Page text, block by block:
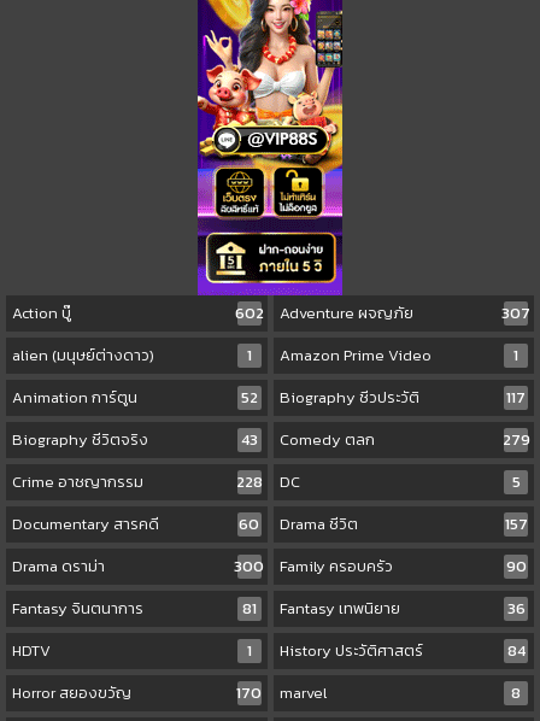
Action บู๊ 602 Adventure ผจญภัย
307
alien (มนุษย์ต่างดาว)
1 Amazon Prime Video
1
Animation การ์ตูน
52 Biography ชีวประวัติ
117
Biography ชีวิตจริง
43 Comedy ตลก
279
Crime อาชญากรรม
228 DC
5
Documentary สารคดี
60 Drama ชีวิต
157
Drama ดราม่า
300 Family ครอบครัว
90
Fantasy จินตนาการ
81 Fantasy เทพนิยาย
36
HDTV
1 History ประวัติศาสตร์
84
Horror สยองขวัญ
170 marvel
8